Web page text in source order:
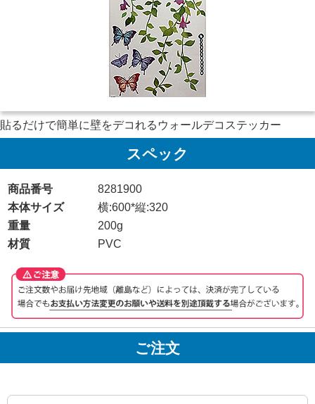
貼るだけで簡単に壁をデコれるウォールデコステッカー
スペック
商品番号
8281900
本体サイズ
横:600*縦:320
重量
200g
材質
PVC
ご注文